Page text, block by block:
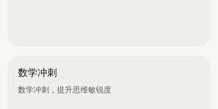
数学冲刺
数学冲刺，提升思维敏锐度